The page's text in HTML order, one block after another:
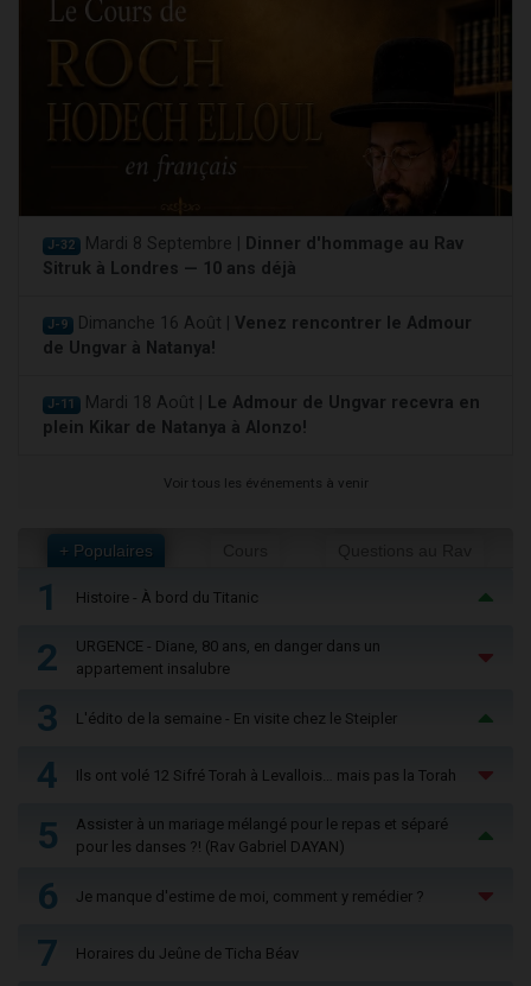
J-32 Mardi 8 Septembre |
Dinner d'hommage au Rav
Sitruk à Londres — 10 ans déjà
J-9 Dimanche 16 Août | Venez rencontrer le Admour
de Ungvar à Natanya!
J-11 Mardi 18 Août |
Le Admour de Ungvar recevra en
plein Kikar de Natanya à Alonzo!
Voir tous les événements à venir
+ Populaires
1 Histoire - À bord du Titanic
2
URGENCE - Diane, 80 ans, en danger dans un
appartement insalubre
3 L'édito de la semaine - En visite chez le Steipler
4 Ils ont volé 12 Sifré Torah à Levallois… mais pas la Torah
5
Assister à un mariage mélangé pour le repas et séparé
pour les danses ?! (Rav Gabriel DAYAN)
6 Je manque d'estime de moi, comment y remédier ?
7 Horaires du Jeûne de Ticha Béav